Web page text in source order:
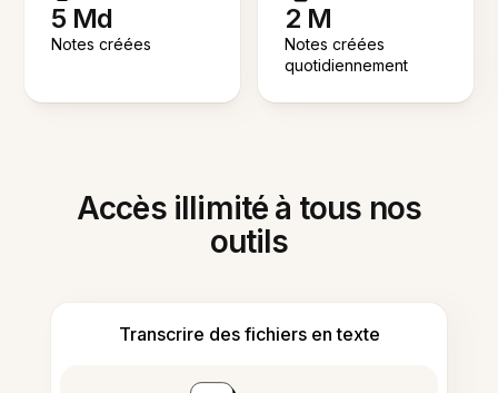
5 Md
Notes créées
2 M
Notes créées
quotidiennement
Accès illimité à tous nos
outils
Transcrire des fichiers en texte